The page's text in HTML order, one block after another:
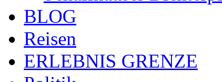
BLOG
Reisen
ERLEBNIS GRENZE